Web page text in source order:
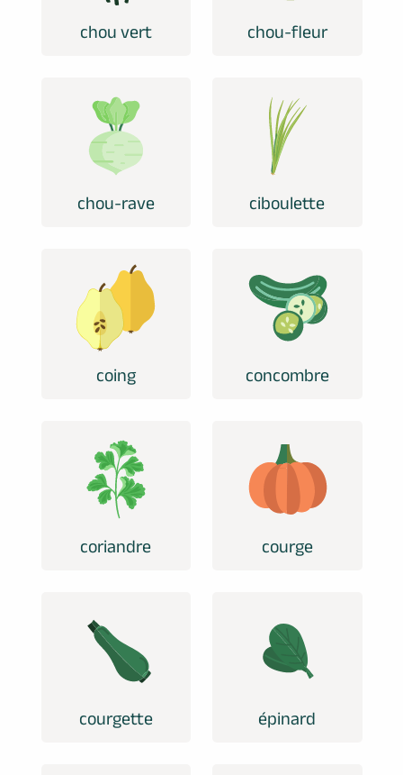
chou vert chou-fleur
chou-rave ciboulette
coing concombre
coriandre courge
courgette épinard